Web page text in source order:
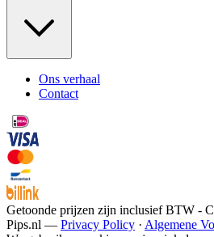
Ons verhaal
Contact
Getoonde prijzen zijn inclusief BTW -
Pips.nl — Privacy Policy · Algemene